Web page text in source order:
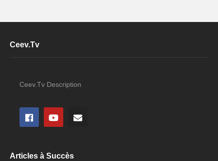
Ceev.Tv
Ceev.Tv Description
Articles à Succès